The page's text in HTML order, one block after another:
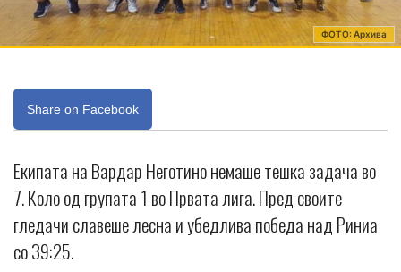
ФОТО: Архива
Share on Facebook
Екипата на Вардар Неготино немаше тешка задача во
7. Коло од групата 1 во Првата лига. Пред своите
гледачи славеше лесна и убедлива победа над Риниа
со 39:25.